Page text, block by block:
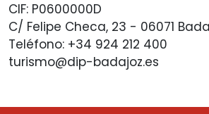
CIF: P0600000D
C/ Felipe Checa, 23 - 06071
Teléfono: +34 924 212 400
turismo@dip-badajoz.es